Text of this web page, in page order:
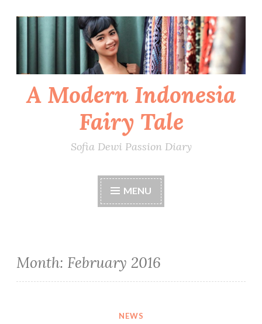
A Modern Indonesia
Fairy Tale
Sofia Dewi Passion Diary
MENU
Month: February 2016
NEWS